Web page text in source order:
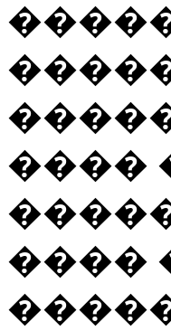
����
����